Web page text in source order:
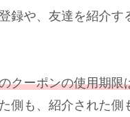
録や、友達を紹介す
クーポンの使用期限
側も、紹介された側